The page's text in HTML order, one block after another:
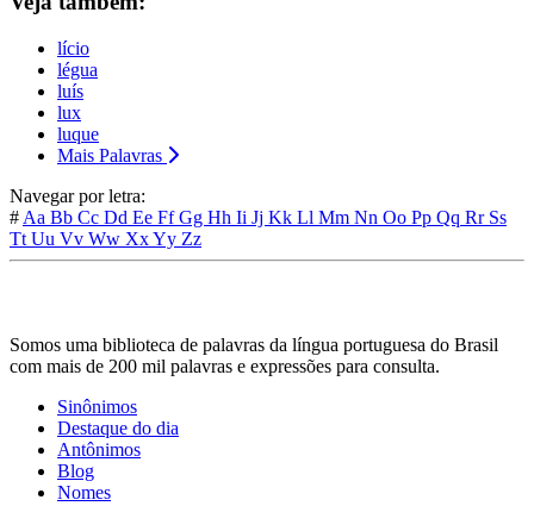
lício
légua
luís
lux
luque
Mais Palavras
Navegar por letra:
# Aa Bb Cc Dd Ee FfGg Hh Ii Jj Kk Ll Mm Nn Oo Pp Qq Rr Ss
Tt Uu Vv Ww XxYy Zz
Somos uma biblioteca de palavras da língua portuguesa do Brasil
com mais de 200 mil palavras e expressões para consulta.
Sinônimos
Destaque do dia
Antônimos
Blog
Nomes